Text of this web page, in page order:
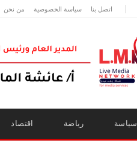
اتصل بنا سياسة الخصوصية من نحن
سياسة رياضة اقتصاد